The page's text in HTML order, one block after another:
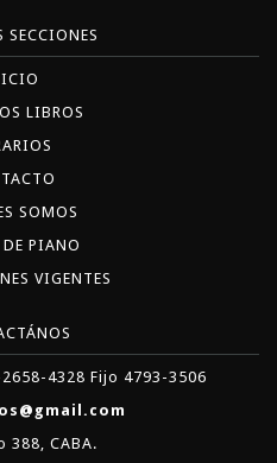
SECCIONES
LIBROS
SOMOS
DE PIANO
VIGENTES
2658-4328 Fijo 4793-3506
388, CABA.